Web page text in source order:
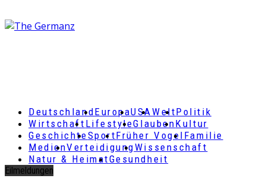
DeutschlandEuropaUSAWeltPolitik
Wirtschaft LifestyleGlaubenKultur
GeschichteSportFrüher Vogel Familie
MedienVerteidigungWissenschaft
Natur & HeimatGesundheit
Eilmeldungen